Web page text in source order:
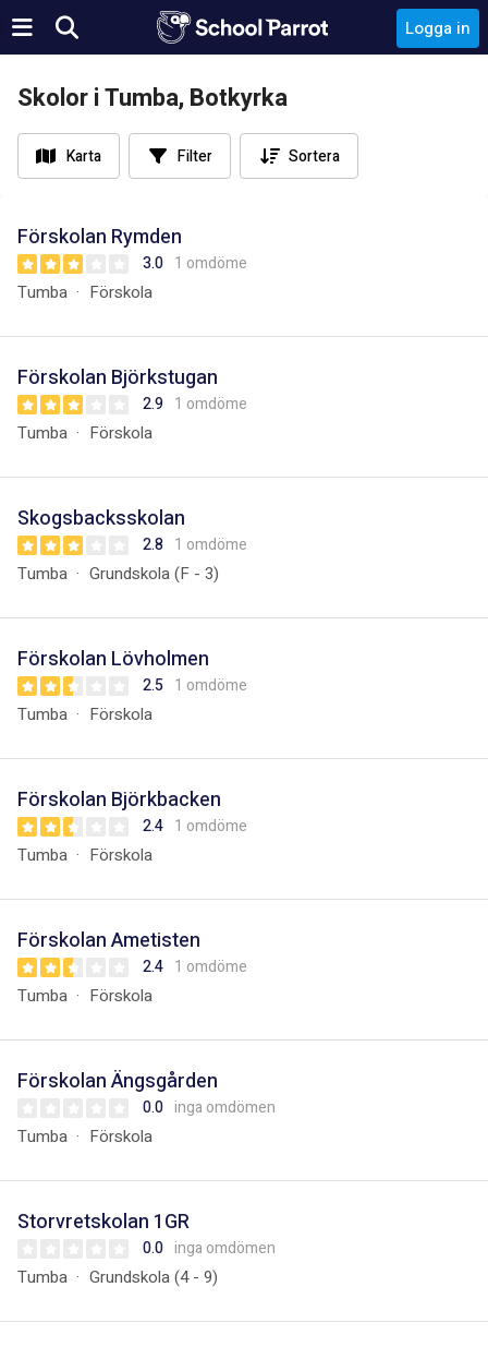
Logga in
Skolor i Tumba, Botkyrka
Karta Filter Sortera
Förskolan Rymden
3.0 1 omdöme
Tumba Förskola
Förskolan Björkstugan
2.9 1 omdöme
Tumba Förskola
Skogsbacksskolan
2.8 1 omdöme
Tumba Grundskola (F - 3)
Förskolan Lövholmen
2.5 1 omdöme
Tumba Förskola
Förskolan Björkbacken
2.4 1 omdöme
Tumba Förskola
Förskolan Ametisten
2.4 1 omdöme
Tumba Förskola
Förskolan Ängsgården
0.0 inga omdömen
Tumba Förskola
Storvretskolan 1GR
0.0 inga omdömen
Tumba Grundskola (4 - 9)